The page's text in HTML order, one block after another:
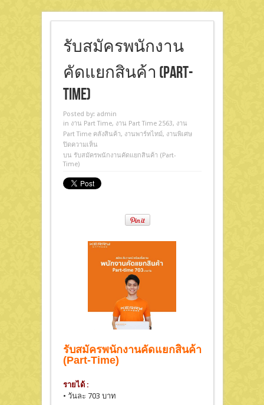
รับสมัครพนักงาน
คัดแยกสินค้า (Part-
Time)
Posted by: admin
in งาน Part Time, งาน Part Time 2563, งาน
Part Time คลังสินค้า, งานพาร์ทไทม์, งานพิเศษ
ปิดความเห็น
บน รับสมัครพนักงานคัดแยกสินค้า (Part-
Time)
รับสมัครพนักงานคัดแยกสินค้า
(Part-Time)
รายได้ :
• วันละ 703 บาท